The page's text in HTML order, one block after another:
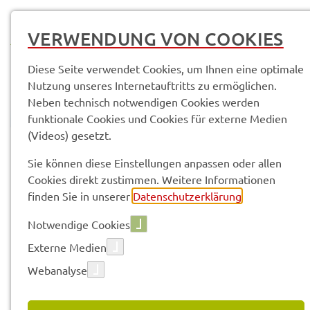
Vorle­sen
06.02.2026
VERWENDUNG VON COOKIES
Diese Seite verwendet Cookies, um Ihnen eine optimale
Nutzung unseres Internetauftritts zu ermöglichen.
Neben technisch notwendigen Cookies werden
funktionale Cookies und Cookies für externe Medien
(Videos) gesetzt.
Sie können diese Einstellungen anpassen oder allen
Cookies direkt zustimmen. Weitere Informationen
finden Sie in unserer Datenschutzerklärung
Notwendige Cookies
Externe Medien
Webanalyse